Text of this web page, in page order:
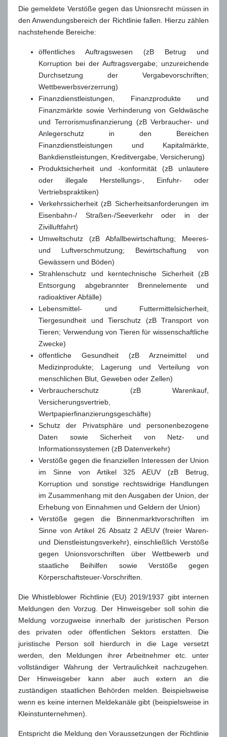
Die gemeldete Verstöße gegen das Unionsrecht müssen in
den Anwendungsbereich der Richtlinie fallen. Hierzu zählen
nachstehende Bereiche:
öffentliches Auftragswesen (zB Betrug und
Korruption bei der Auftragsvergabe; unzureichende
Durchsetzung der Vergabevorschriften;
Wettbewerbsverzerrung)
Finanzdienstleistungen, Finanzprodukte und
Finanzmärkte sowie Verhinderung von Geldwäsche
und Terrorismusfinanzierung (zB Verbraucher- und
Anlegerschutz in den Bereichen
Finanzdienstleistungen und Kapitalmärkte,
Bankdienstleistungen, Kreditvergabe, Versicherung)
Produktsicherheit und -konformität (zB unlautere
oder illegale Herstellungs-, Einfuhr- oder
Vertriebspraktiken)
Verkehrssicherheit (zB Sicherheitsanforderungen im
Eisenbahn-/ Straßen-/Seeverkehr oder in der
Zivilluftfahrt)
Umweltschutz (zB Abfallbewirtschaftung; Meeres-
und Luftverschmutzung; Bewirtschaftung von
Gewässern und Böden)
Strahlenschutz und kerntechnische Sicherheit (zB
Entsorgung abgebrannter Brennelemente und
radioaktiver Abfälle)
Lebensmittel- und Futtermittelsicherheit,
Tiergesundheit und Tierschutz (zB Transport von
Tieren; Verwendung von Tieren für wissenschaftliche
Zwecke)
öffentliche Gesundheit (zB Arzneimittel und
Medizinprodukte; Lagerung und Verteilung von
menschlichen Blut, Geweben oder Zellen)
Verbraucherschutz (zB Warenkauf,
Versicherungsvertrieb,
Wertpapierfinanzierungsgeschäfte)
Schutz der Privatsphäre und personenbezogene
Daten sowie Sicherheit von Netz- und
Informationssystemen (zB Datenverkehr)
Verstöße gegen die finanziellen Interessen der Union
im Sinne von Artikel 325 AEUV (zB Betrug,
Korruption und sonstige rechtswidrige Handlungen
im Zusammenhang mit den Ausgaben der Union, der
Erhebung von Einnahmen und Geldern der Union)
Verstöße gegen die Binnenmarktvorschriften im
Sinne von Artikel 26 Absatz 2 AEUV (freier Waren-
und Dienstleistungsverkehr), einschließlich Verstöße
gegen Unionsvorschriften über Wettbewerb und
staatliche Beihilfen sowie Verstöße gegen
Körperschaftsteuer-Vorschriften.
Die Whistleblower Richtlinie (EU) 2019/1937 gibt internen
Meldungen den Vorzug. Der Hinweisgeber soll sohin die
Meldung vorzugweise innerhalb der juristischen Person
des privaten oder öffentlichen Sektors erstatten. Die
juristische Person soll hierdurch in die Lage versetzt
werden, den Meldungen ihrer Arbeitnehmer etc. unter
vollständiger Wahrung der Vertraulichkeit nachzugehen.
Der Hinweisgeber kann aber auch extern an die
zuständigen staatlichen Behörden melden. Beispielsweise
wenn es keine internen Meldekanäle gibt (beispielsweise in
Kleinstunternehmen).
Entspricht die Meldung den Voraussetzungen der Richtlinie